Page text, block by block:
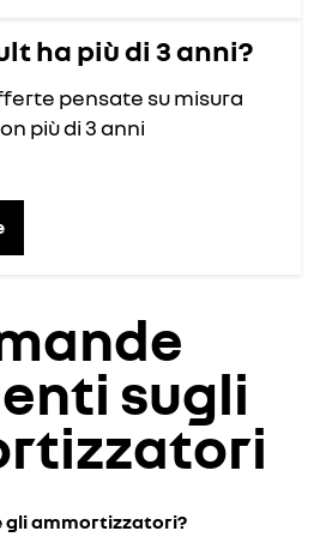
ha più di 3 anni?
pensate su misura
più di 3 anni
sugli
gli ammortizzatori?